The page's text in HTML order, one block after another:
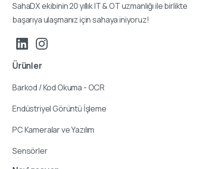
SahaDX ekibinin 20 yıllık IT & OT uzmanlığı ile birlikte
başarıya ulaşmanız için sahaya iniyoruz!
Ürünler
Barkod / Kod Okuma - OCR
Endüstriyel Görüntü İşleme
PC Kameralar ve Yazılım
Sensörler